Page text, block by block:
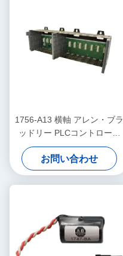
1756-A13 横軸 アレン・ブラ
ッドリー PLCコントローラ
ー シャーシ 13 スロット
お問い合わせ